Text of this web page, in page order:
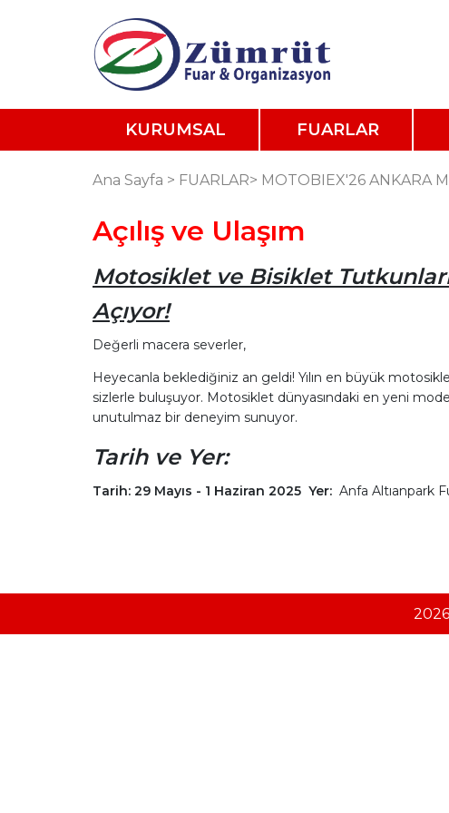
KURUMSAL FUARLAR
Ana Sayfa > FUARLAR> MOTOBIEX'26 ANKARA
Açılış ve Ulaşım
Motosiklet ve Bisiklet
Açıyor!
Değerli macera severler,
Heyecanla beklediğiniz an geldi! Yılın en büyük
sizlerle buluşuyor. Motosiklet dünyasındaki en yeni
unutulmaz bir deneyim sunuyor.
Tarih ve Yer:
Tarih: 29 Mayıs - 1 Haziran 2025 Yer: Anfa Altıanpark